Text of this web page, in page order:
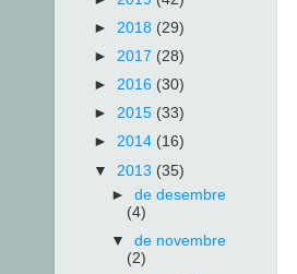
► 2018 (29)
► 2017 (28)
► 2016 (30)
► 2015 (33)
► 2014 (16)
▼ 2013 (35)
►de desembre
(4)
▼de novembre
(2)